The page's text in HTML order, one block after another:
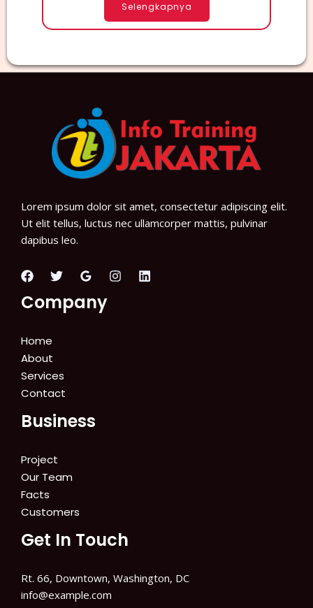
Selengkapnya
Lorem ipsum dolor sit amet, consectetur adipiscing elit.
Ut elit tellus, luctus nec ullamcorper mattis, pulvinar
dapibus leo.
Company
Home
About
Services
Contact
Business
Project
Our Team
Facts
Customers
Get In Touch
Rt. 66, Downtown, Washington, DC
info@example.com​